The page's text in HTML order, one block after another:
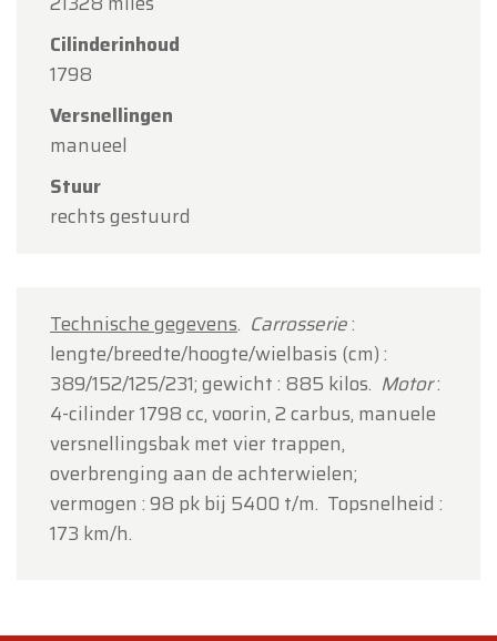
Cilinderinhoud
1798
Versnellingen
manueel
Stuur
rechts gestuurd
Technische gegevens. Carrosserie:
lengte/breedte/hoogte/wielbasis (cm) :
389/152/125/231; gewicht : 885 kilos. Motor:
4-cilinder 1798 cc, voorin, 2 carbus, manuele
versnellingsbak met vier trappen,
overbrenging aan de achterwielen;
vermogen : 98 pk bij 5400 t/m. Topsnelheid :
173 km/h.